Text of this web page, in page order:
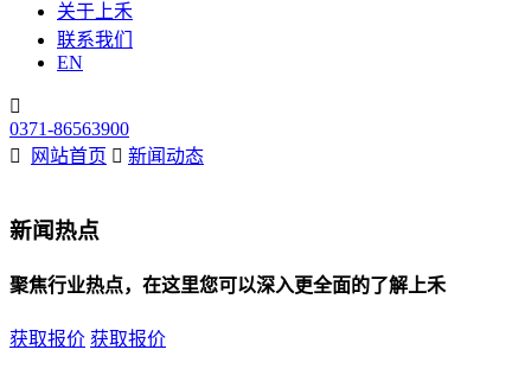
关于上禾
联系我们
EN

0371-86563900

网站首页  新闻动态
新闻热点
聚焦行业热点，在这里您可以深入更全面的了解上禾
获取报价 获取报价